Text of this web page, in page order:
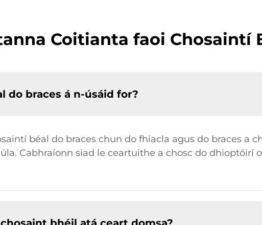
Coitianta faoi Chosaintí
do braces á n-úsáid for?
béal do braces chun do fhiacla agus do braces a
Cabhraíonn siad le ceartuithe a chosc do dhioptóirí